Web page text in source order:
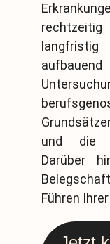
und die
Darüber
Führen